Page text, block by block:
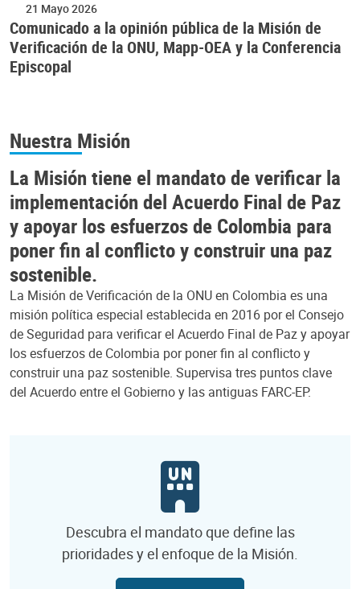
21 Mayo 2026
Comunicado a la opinión pública de la Misión de
Verificación de la ONU, Mapp-OEA y la Conferencia
Episcopal
Nuestra Misión
La Misión tiene el mandato de verificar la
implementación del Acuerdo Final de Paz
y apoyar los esfuerzos de Colombia para
poner fin al conflicto y construir una paz
sostenible.
La Misión de Verificación de la ONU en Colombia es una
misión política especial establecida en 2016 por el Consejo
de Seguridad para verificar el Acuerdo Final de Paz y apoyar
los esfuerzos de Colombia por poner fin al conflicto y
construir una paz sostenible. Supervisa tres puntos clave
del Acuerdo entre el Gobierno y las antiguas FARC-EP.
Descubra el mandato que define las
prioridades y el enfoque de la Misión.